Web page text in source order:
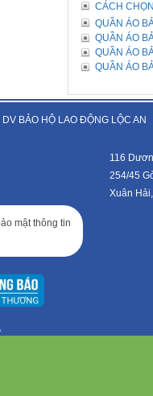
CÁCH
QUẦN ÁO
QUẦN ÁO
QUẦN ÁO
QUẦN ÁO
BẢO HỘ LAO ĐỘNG LỘC AN
116
254/45
Xuân
mật thông tin